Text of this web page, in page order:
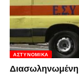
ΑΣΤΥΝΟΜΙΚΆ